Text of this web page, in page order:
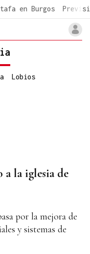
en Burgos
Lobios
a la iglesia de
por la mejora de
y sistemas de